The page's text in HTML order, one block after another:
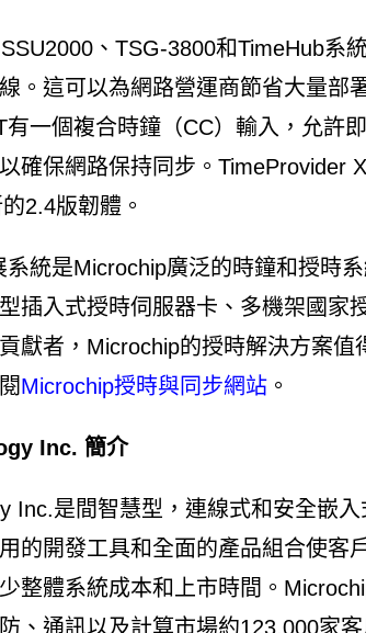
、TSG-3800和TimeHub系
。這可以為網路營運商節省大量部
有一個複合時鐘（CC）輸入，允許
確保網路保持同步。TimeProvider
2.4版韌體。
統是Microchip廣泛的時鐘和授時
插入式授時伺服器卡、多機架國家
獻者，Microchip的授時解決方案值
Microchip授時與同步網站 。
Inc. 簡介
Inc.是間智慧型，連線式和安全嵌
的開發工具和全面的產品組合使客
整體系統成本和上市時間。
、通訊以及計算市場約123,000家客